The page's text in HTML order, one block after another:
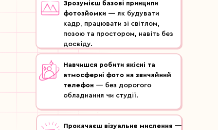
Зрозумієш базові принципи
фотозйомки — як будувати
кадр, працювати зі світлом,
позою та простором, навіть без
досвіду.
Прокачаєш візуальне мислення —
Навчишся робити якісні та
атмосферні фото на звичайний
телефон — без дорогого
обладнання чи студії.